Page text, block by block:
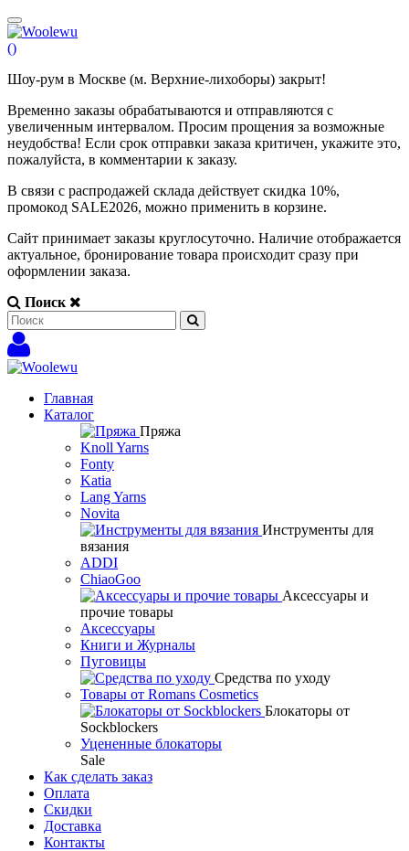
()
Шоу-рум в Москве (м. Верхние-лихоборы) закрыт!
Временно заказы обрабатываются и отправляются с
увеличенным интервалом. Просим прощения за возможные
неудобства! Если срок отправки заказа критичен, укажите это,
пожалуйста, в комментарии к заказу.
В связи с распродажей склада действует скидка 10%,
промокод SALE2026, можно применить в корзине.
Сайт принимает заказы круглосуточно. Наличие отображается
актуальное, бронирование товара происходит сразу при
оформлении заказа.
Поиск
Главная
Каталог
Пряжа
Knoll Yarns
Fonty
Katia
Lang Yarns
Novita
Инструменты для
вязания
ADDI
ChiaoGoo
Аксессуары и
прочие товары
Аксессуары
Книги и Журналы
Пуговицы
Средства по уходу
Товары от Romans Cosmetics
Блокаторы от
Sockblockers
Уцененные блокаторы
Sale
Как сделать заказ
Оплата
Скидки
Доставка
Контакты